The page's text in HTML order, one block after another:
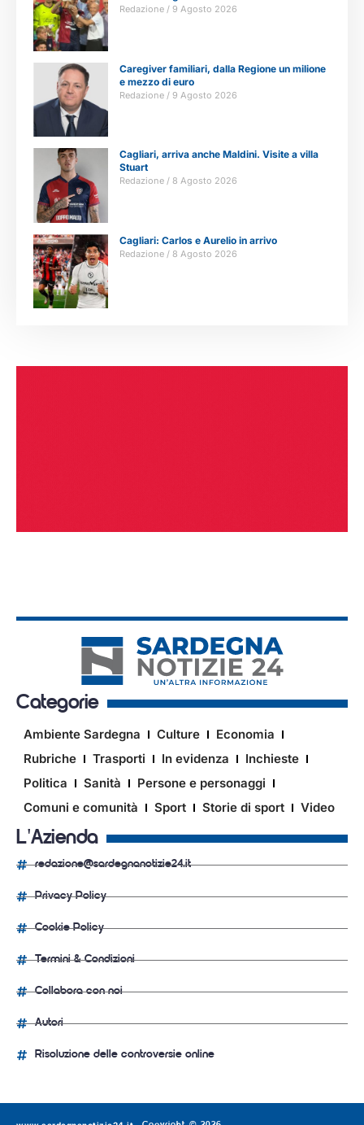
Redazione 9 Agosto 2026
Caregiver familiari, dalla Regione un milione
e mezzo di euro
Redazione 9 Agosto 2026
Cagliari, arriva anche Maldini. Visite a villa
Stuart
Redazione 8 Agosto 2026
Cagliari: Carlos e Aurelio in arrivo
Redazione 8 Agosto 2026
Categorie
Ambiente Sardegna Culture
Economia
Rubriche
Trasporti In evidenza
Inchieste
Politica
Sanità
Persone e personaggi
Comuni e comunità
Sport Storie di sport Video
L'Azienda
redazione@sardegnanotizie24.it
Privacy Policy
Cookie Policy
Termini & Condizioni
Collabora con noi
Autori
Risoluzione delle controversie online